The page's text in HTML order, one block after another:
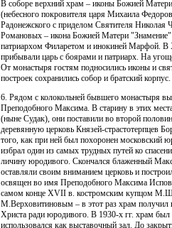
В соборе верхний храм – иконы Божией
(небесного покровителя царя Михаила
Радонежского с приделом Святителя Николая
Романовых – икона Божией Матери
патриархом Филаретом и инокиней Марфой. В
прибывали царь с боярами и патриарх. На
От монастыря гостям подносились иконы и
построек сохранились собор и братский корпус.
6. Рядом с колокольней бывшего монастыря
Преподобного Максима. В старину в этих
(ныне Судак), они поставили во второй
деревянную церковь Князей-страстотерпцев
того, как при ней был похоронен
избрал один из самых трудных путей ко
личину юродивого. Скончался блаженный
оставляли своим вниманием церковь и
освящен во имя Преподобного Максима
самом конце XVII в. костромским купцом
М.Верховитиновым – в этот раз храм
Христа ради юродивого. В 1930-х гг. храм был
использовался как выставочный зал. До